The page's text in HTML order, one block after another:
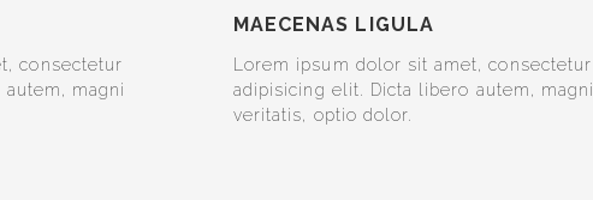
consectetur
magni
MAECENAS LIGULA
Lorem ipsum dolor sit amet, consectetur
adipisicing elit. Dicta libero autem, magni
veritatis, optio dolor.